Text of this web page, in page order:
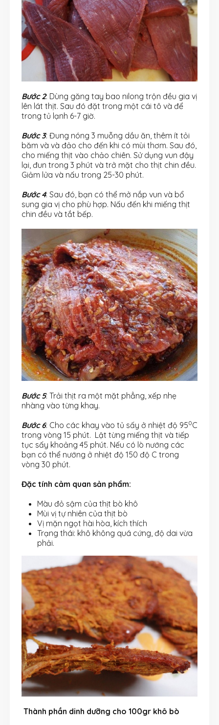
Bước 2: Dùng găng tay bao nilong trộn đều gia vị
lên lát thịt. Sau đó đặt trong một cái tô và để
trong tủ lạnh 6-7 giờ.
Bước 3: Đung nóng 3 muỗng dầu ăn, thêm ít tỏi
băm và và đảo cho đến khi có mùi thơm. Sau đó,
cho miếng thịt vào chảo chiên. Sử dụng vun đậy
lại, đun trong 3 phút và trở mặt cho thịt chin đều.
Giảm lửa và nấu trong 25-30 phút.
Bước 4: Sau đó, bạn có thể mở nắp vun và bổ
sung gia vị cho phù hợp. Nấu đến khi miếng thịt
chin đều và tắt bếp.
Bước 5: Trải thịt ra một mặt phẳng, xếp nhẹ
nhàng vào từng khay.
Bước 6: Cho các khay vào tủ sấy ở nhiệt độ 950C
trong vòng 15 phút. Lật từng miếng thịt và tiếp
tục sấy khoảng 45 phút. Nếu có lò nướng các
bạn có thể nướng ở nhiệt độ 150 độ C trong
vòng 30 phút.
Đặc tính cảm quan sản phẩm:
Màu đỏ sậm của thịt bò khô
Mùi vị tự nhiên của thịt bò
Vị mặn ngọt hài hòa, kích thích
Trạng thái: khô không quá cứng, độ dai vừa
phải.
Thành phần dinh dưỡng cho 100gr khô bò